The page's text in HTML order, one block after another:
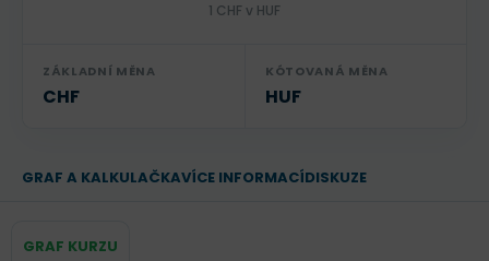
1 CHF v HUF
ZÁKLADNÍ MĚNA
CHF
KÓTOVANÁ MĚNA
HUF
GRAF A KALKULAČKAVÍCE INFORMACÍDISKUZE
GRAF KURZU